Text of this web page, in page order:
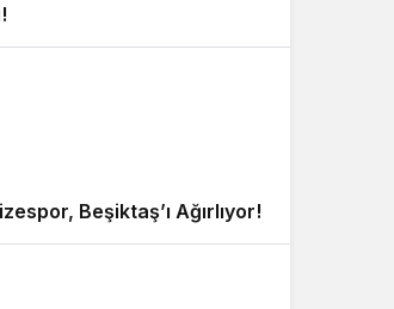
Beşiktaş’ı Ağırlıyor!